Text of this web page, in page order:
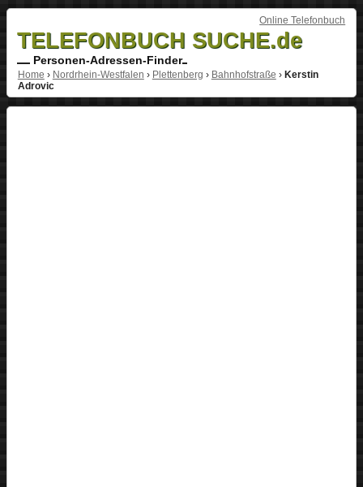
Online Telefonbuch
TELEFONBUCH SUCHE.de
Personen-Adressen-Finder
Home › Nordrhein-Westfalen › Plettenberg › Bahnhofstraße › Kerstin
Adrovic